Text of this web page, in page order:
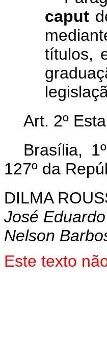
caput
títulos,
Art. 2º
Brasília,
127º da
DILMA
José
Nelson
Este texto